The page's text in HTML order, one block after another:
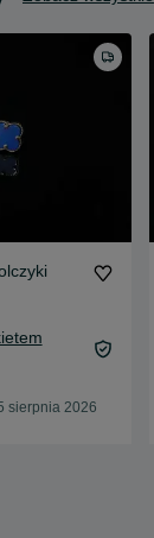
sierpnia 2026